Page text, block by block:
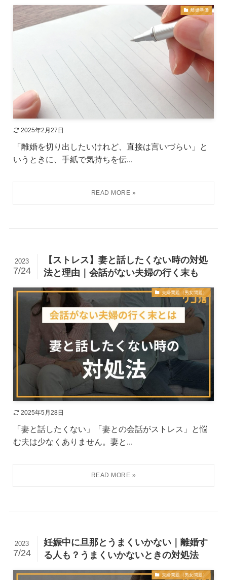
離婚準備
2025年2月27日
「離婚を切り出したいけれど、直接は言いづらい」と
いうときに、手紙で気持ちを伝...
【ストレス】妻と話したくない時の対処
法と理由｜会話がない夫婦の行く末も
2023
7/24
夫婦問題（男女問題）
2025年5月28日
「妻と話したくない」「妻との会話がストレス」と悩
む夫は少なくありません。妻と...
妊娠中に旦那とうまくいかない｜離婚す
る人も？うまくいかないときの対処法
2023
7/24
夫婦問題（男女問題）